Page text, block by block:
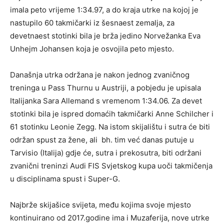
imala peto vrijeme 1:34.97, a do kraja utrke na kojoj je
nastupilo 60 takmičarki iz šesnaest zemalja, za
devetnaest stotinki bila je brža jedino Norvežanka Eva
Unhejm Johansen koja je osvojila peto mjesto.
Današnja utrka održana je nakon jednog zvaničnog
treninga u Pass Thurnu u Austriji, a pobjedu je upisala
Italijanka Sara Allemand s vremenom 1:34.06. Za devet
stotinki bila je ispred domaćih takmičarki Anne Schilcher i
61 stotinku Leonie Zegg. Na istom skijalištu i sutra će biti
održan spust za žene, ali bh. tim već danas putuje u
Tarvisio (Italija) gdje će, sutra i prekosutra, biti održani
zvanični treninzi Audi FIS Svjetskog kupa uoči takmičenja
u disciplinama spust i Super-G.
Najbrže skijašice svijeta, među kojima svoje mjesto
kontinuirano od 2017.godine ima i Muzaferija, nove utrke